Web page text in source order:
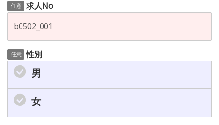
任意 求人No
任意 性別
男
女